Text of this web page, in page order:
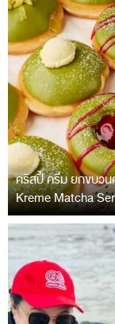
คริสปี้ ครีม ยกขบวน
Kreme Matcha